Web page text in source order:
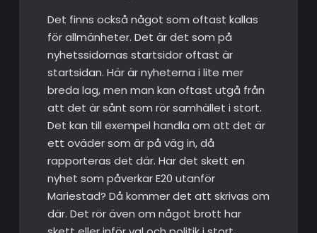
Det finns också något som oftast kallas
för allmänheter. Det är det som på
nyhetssidornas startsidor oftast är
startsidan. Här är nyheterna i lite mer
breda lag, men man kan oftast utgå från
att det är sånt som rör samhället i stort.
Det kan till exempel handla om att det är
ett oväder som är på väg in, då
rapporteras det där. Har det skett en
nyhet som påverkar E20 utanför
Mariestad? Då kommer det att skrivas om
där. Det rör även om något brott har